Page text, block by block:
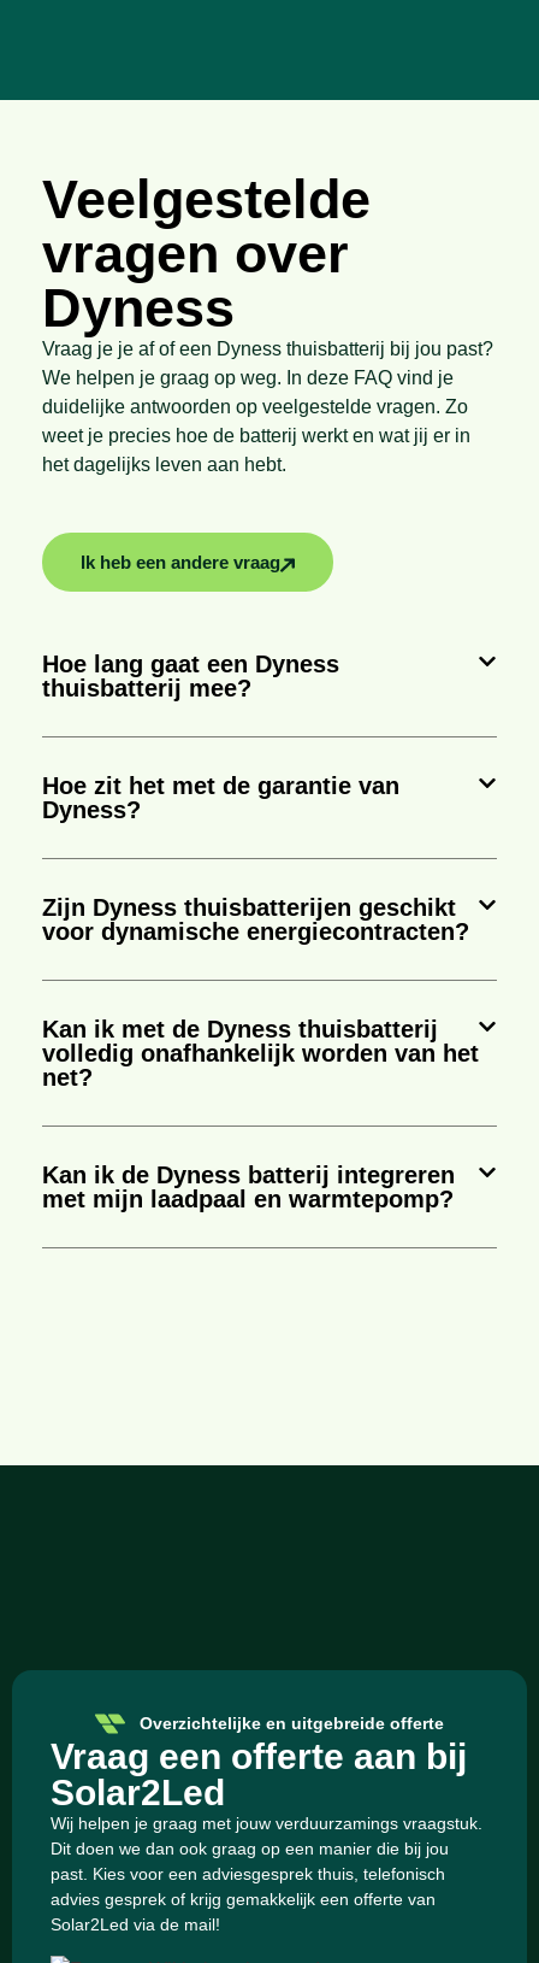
Veelgestelde
vragen over
Dyness
Vraag je je af of een Dyness thuisbatterij bij jou past?
We helpen je graag op weg. In deze FAQ vind je
duidelijke antwoorden op veelgestelde vragen. Zo
weet je precies hoe de batterij werkt en wat jij er in
het dagelijks leven aan hebt.
Ik heb een andere vraag
Hoe lang gaat een Dyness
thuisbatterij mee?
Hoe zit het met de garantie van
Dyness?
Zijn Dyness thuisbatterijen geschikt
voor dynamische energiecontracten?
Kan ik met de Dyness thuisbatterij
volledig onafhankelijk worden van het
net?
Kan ik de Dyness batterij integreren
met mijn laadpaal en warmtepomp?
Overzichtelijke en uitgebreide offerte
Vraag een offerte aan bij
Solar2Led
Wij helpen je graag met jouw verduurzamings vraagstuk.
Dit doen we dan ook graag op een manier die bij jou
past. Kies voor een adviesgesprek thuis, telefonisch
advies gesprek of krijg gemakkelijk een offerte van
Solar2Led via de mail!